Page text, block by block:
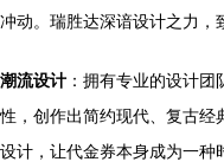
冲动。瑞胜达深谙设计之力，
潮流设计 ：拥有专业的设计
性，创作出简约现代、复古经
设计，让代金券本身成为一种